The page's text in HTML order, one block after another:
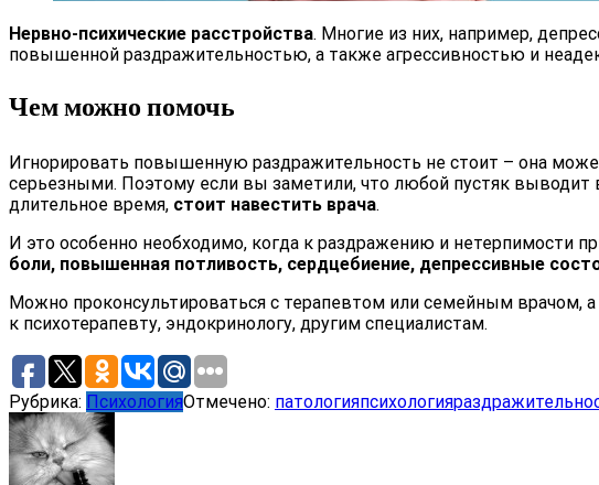
Нервно-психические расстройства. Многие из них, например,
повышенной раздражительностью, а также агрессивностью и
Чем можно помочь
Игнорировать повышенную раздражительность не стоит – она
серьезными. Поэтому если вы заметили, что любой пустяк выводит
длительное время, стоит навестить врача.
И это особенно необходимо, когда к раздражению и нетерпимости
боли, повышенная потливость, сердцебиение, депрессивные
Можно проконсультироваться с терапевтом или семейным врачом,
к психотерапевту, эндокринологу, другим специалистам.
Рубрика: ПсихологияОтмечено: патологияпсихология